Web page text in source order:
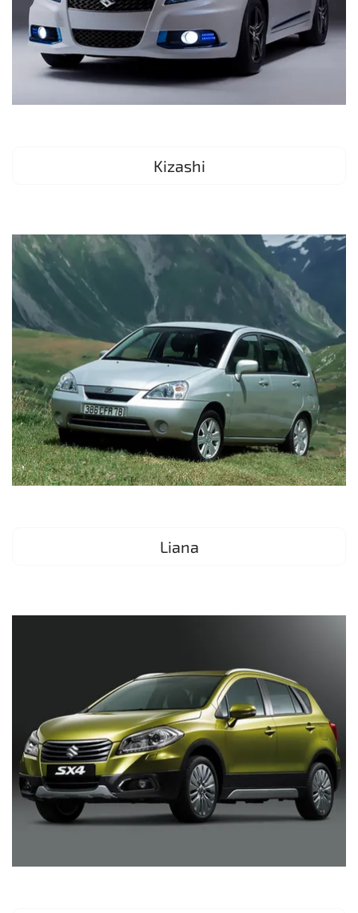
Kizashi
Liana